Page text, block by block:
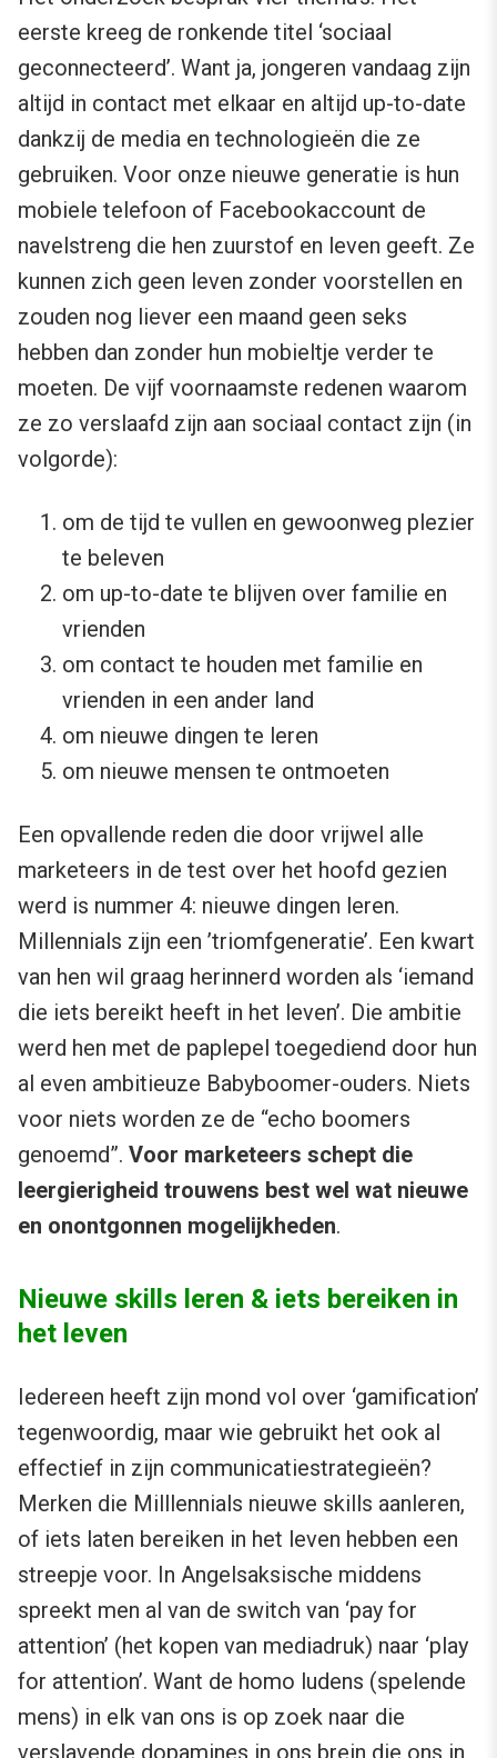
eerste kreeg de ronkende titel ‘sociaal
geconnecteerd’. Want ja, jongeren vandaag zijn
altijd in contact met elkaar en altijd up-to-date
dankzij de media en technologieën die ze
gebruiken. Voor onze nieuwe generatie is hun
mobiele telefoon of Facebookaccount de
navelstreng die hen zuurstof en leven geeft. Ze
kunnen zich geen leven zonder voorstellen en
zouden nog liever een maand geen seks
hebben dan zonder hun mobieltje verder te
moeten. De vijf voornaamste redenen waarom
ze zo verslaafd zijn aan sociaal contact zijn (in
volgorde):
om de tijd te vullen en gewoonweg plezier
te beleven
om up-to-date te blijven over familie en
vrienden
om contact te houden met familie en
vrienden in een ander land
om nieuwe dingen te leren
om nieuwe mensen te ontmoeten
Een opvallende reden die door vrijwel alle
marketeers in de test over het hoofd gezien
werd is nummer 4: nieuwe dingen leren.
Millennials zijn een ’triomfgeneratie’. Een kwart
van hen wil graag herinnerd worden als ‘iemand
die iets bereikt heeft in het leven’. Die ambitie
werd hen met de paplepel toegediend door hun
al even ambitieuze Babyboomer-ouders. Niets
voor niets worden ze de “echo boomers
genoemd”. Voor marketeers schept die
leergierigheid trouwens best wel wat nieuwe
en onontgonnen mogelijkheden.
Nieuwe skills leren & iets bereiken in
het leven
Iedereen heeft zijn mond vol over ‘gamification’
tegenwoordig, maar wie gebruikt het ook al
effectief in zijn communicatiestrategieën?
Merken die Milllennials nieuwe skills aanleren,
of iets laten bereiken in het leven hebben een
streepje voor. In Angelsaksische middens
spreekt men al van de switch van ‘pay for
attention’ (het kopen van mediadruk) naar ‘play
for attention’. Want de homo ludens (spelende
mens) in elk van ons is op zoek naar die